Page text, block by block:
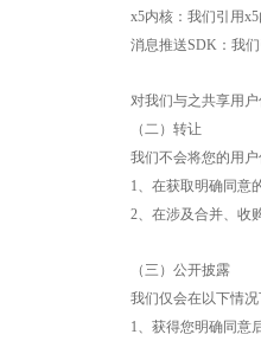
x5内核：我们引用
消息推送SDK：我
对我们与之共享用
（二）转让
我们不会将您的用
1、在获取明确同意
2、在涉及合并、收
（三）公开披露
我们仅会在以下情
1、获得您明确同意